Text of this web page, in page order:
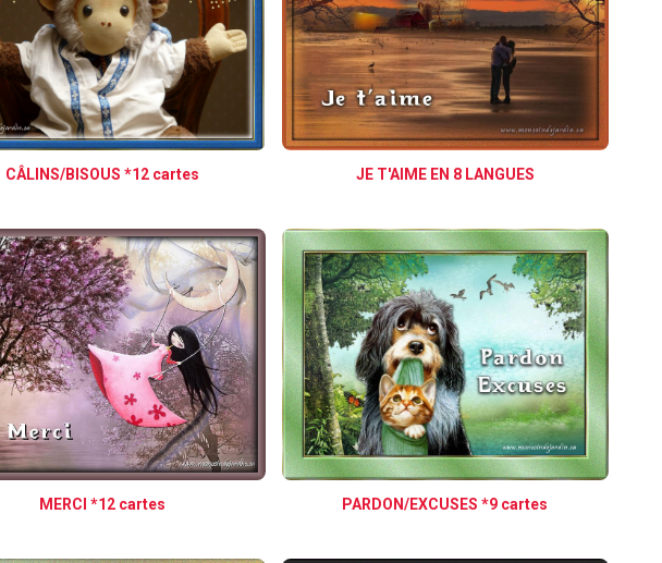
CÂLINS/BISOUS *12 cartes JE T'AIME EN 8 LANGUES
MERCI *12 cartes PARDON/EXCUSES *9 cartes